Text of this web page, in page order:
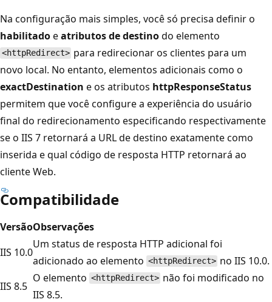
Na configuração mais simples, você só precisa definir o
habilitadoeatributos de destinodo elemento
<httpRedirect> para redirecionar os clientes para um
novo local. No entanto, elementos adicionais como o
exactDestination e os atributos httpResponseStatus
permitem que você configure a experiência do usuário
final do redirecionamento especificando respectivamente
se o IIS 7 retornará a URL de destino exatamente como
inserida e qual código de resposta HTTP retornará ao
cliente Web.
Compatibilidade
VersãoObservações
IIS 10.0
Um status de resposta HTTP adicional foi
adicionado ao elemento <httpRedirect> no IIS 10.0.
IIS 8.5
O elemento <httpRedirect> não foi modificado no
IIS 8.5.